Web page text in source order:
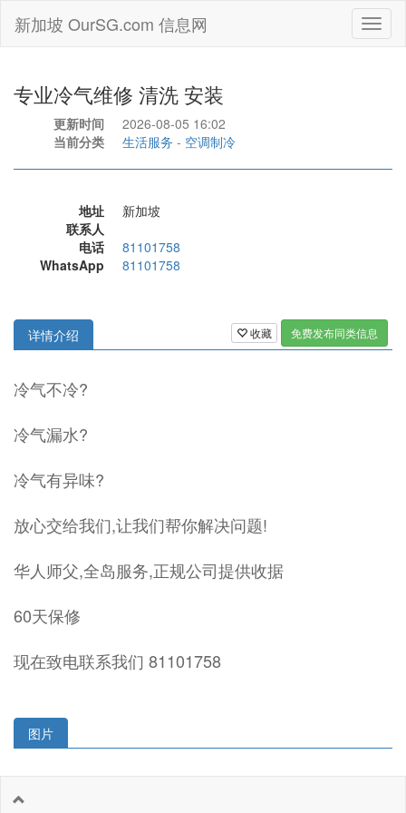
新加坡 OurSG.com 信息网
专业冷气维修 清洗 安装
更新时间
2026-08-05 16:02
当前分类
生活服务 - 空调制冷
地址
新加坡
联系人
电话
81101758
WhatsApp
81101758
收藏 免费发布同类信息
详情介绍
冷气不冷?
冷气漏水?
冷气有异味?
放心交给我们,让我们帮你解决问题!
华人师父,全岛服务,正规公司提供收据
60天保修
现在致电联系我们 81101758
图片